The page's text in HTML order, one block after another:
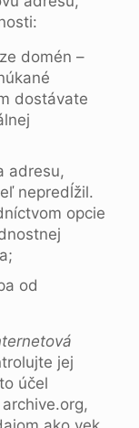
domén –
dostávate
adresu,
nepredĺžil.
opcie
od
jej
účel